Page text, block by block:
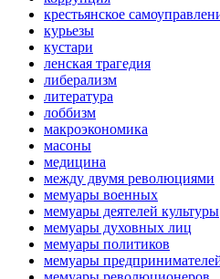
крестьянское
курьезы
кустари
ленская трагедия
либерализм
литература
лоббизм
макроэкономика
масоны
медицина
между двумя революциями
мемуары военных
мемуары деятелей культуры
мемуары духовных лиц
мемуары политиков
мемуары